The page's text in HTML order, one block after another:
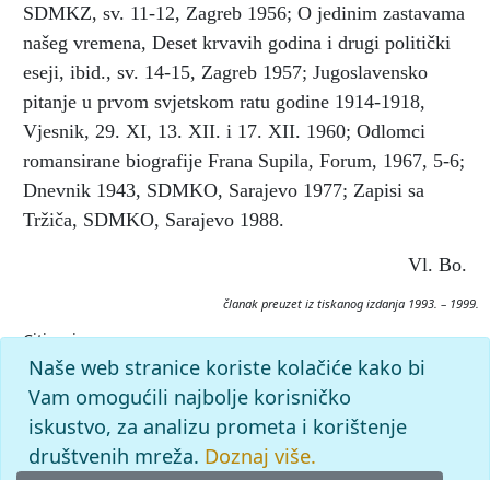
SDMKZ, sv. 11-12, Zagreb 1956; O jedinim zastavama
našeg vremena, Deset krvavih godina i drugi politički
eseji, ibid., sv. 14-15, Zagreb 1957; Jugoslavensko
pitanje u prvom svjetskom ratu godine 1914-1918,
Vjesnik, 29. XI, 13. XII. i 17. XII. 1960; Odlomci
romansirane biografije Frana Supila, Forum, 1967, 5-6;
Dnevnik 1943, SDMKO, Sarajevo 1977; Zapisi sa
Tržiča, SDMKO, Sarajevo 1988.
Vl. Bo.
članak preuzet iz tiskanog izdanja 1993. – 1999.
Citiranje:
MARJANOVIĆ, Milan.Krležijana (1993–99), mrežno izdanje.
Leksikografski zavod Miroslav Krleža, 2026. Pristupljeno
8.8.2026. <https://krlezijana.lzmk.hr/clanak/marjanovic-
milan>.
Naše web stranice koriste kolačiće kako bi
Vam omogućili najbolje korisničko
iskustvo, za analizu prometa i korištenje
društvenih mreža. Doznaj više.